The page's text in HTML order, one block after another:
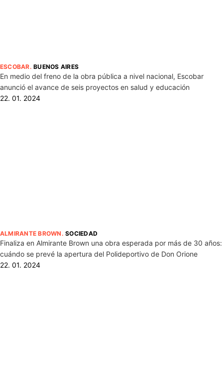
ESCOBAR.BUENOS AIRES
En medio del freno de la obra pública a nivel nacional, Escobar
anunció el avance de seis proyectos en salud y educación
22. 01. 2024
ALMIRANTE BROWN .SOCIEDAD
Finaliza en Almirante Brown una obra esperada por más de 30 años:
cuándo se prevé la apertura del Polideportivo de Don Orione
22. 01. 2024